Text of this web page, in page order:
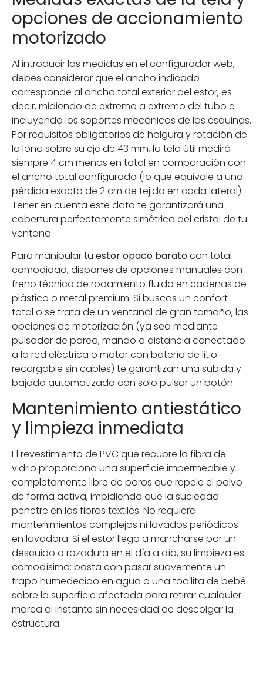
opciones de accionamiento
motorizado
Al introducir las medidas en el configurador web,
debes considerar que el ancho indicado
corresponde al ancho total exterior del estor, es
decir, midiendo de extremo a extremo del tubo e
incluyendo los soportes mecánicos de las esquinas.
Por requisitos obligatorios de holgura y rotación de
la lona sobre su eje de 43 mm, la tela útil medirá
siempre 4 cm menos en total en comparación con
el ancho total configurado (lo que equivale a una
pérdida exacta de 2 cm de tejido en cada lateral).
Tener en cuenta este dato te garantizará una
cobertura perfectamente simétrica del cristal de tu
ventana.
Para manipular tu estor opaco baratocon total
comodidad, dispones de opciones manuales con
freno técnico de rodamiento fluido en cadenas de
plástico o metal premium. Si buscas un confort
total o se trata de un ventanal de gran tamaño, las
opciones de motorización (ya sea mediante
pulsador de pared, mando a distancia conectado
a la red eléctrica o motor con batería de litio
recargable sin cables) te garantizan una subida y
bajada automatizada con solo pulsar un botón.
Mantenimiento antiestático
y limpieza inmediata
El revestimiento de PVC que recubre la fibra de
vidrio proporciona una superficie impermeable y
completamente libre de poros que repele el polvo
de forma activa, impidiendo que la suciedad
penetre en las fibras textiles. No requiere
mantenimientos complejos ni lavados periódicos
en lavadora. Si el estor llega a mancharse por un
descuido o rozadura en el día a día, su limpieza es
comodísima: basta con pasar suavemente un
trapo humedecido en agua o una toallita de bebé
sobre la superficie afectada para retirar cualquier
marca al instante sin necesidad de descolgar la
estructura.